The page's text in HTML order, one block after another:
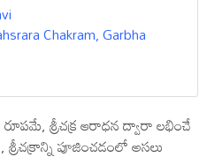
Chakram, Garbha
రూపమే, శ్రీచక్ర ఆరాధన ద్వారా లభించే
పూజించడంలో అసలు